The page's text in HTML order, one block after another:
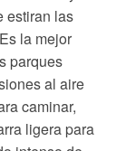
estiran las
la mejor
parques
al aire
caminar,
ligera para